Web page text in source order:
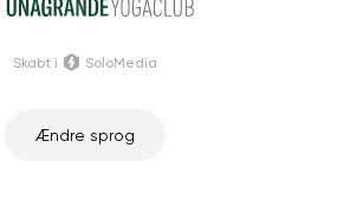
Ændre sprog
Skabt i SoloMedia